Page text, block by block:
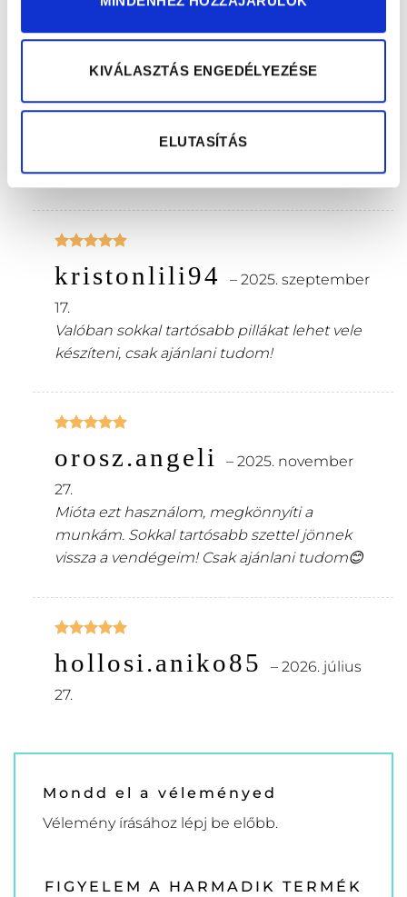
KIVÁLASZTÁS ENGEDÉLYEZÉSE
ELUTASÍTÁS
terméket használom!
Értékelés:
5/ 5
nagyerzsebetadel
Nagyon jó
5/ 5
kristonlili94 – 2025. szeptember
17.
Valóban sokkal tartósabb pillákat lehet vele
készíteni, csak ajánlani tudom!
5/ 5
orosz.angeli – 2025. november
27.
Mióta ezt használom, megkönnyíti a
munkám. Sokkal tartósabb szettel jönnek
vissza a vendégeim! Csak ajánlani tudom😊
5/ 5
hollosi.aniko85 – 2026. július
27.
Mondd el a véleményed
Vélemény írásához lépj be előbb.
FIGYELEM A HARMADIK TERMÉK